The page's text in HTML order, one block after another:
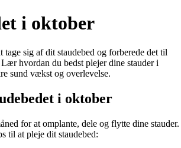
i oktober
sig af dit staudebed og forberede det til
hvordan du bedst plejer dine stauder i
sund vækst og overlevelse.
i oktober
for at omplante, dele og flytte dine stauder.
til at pleje dit staudebed: